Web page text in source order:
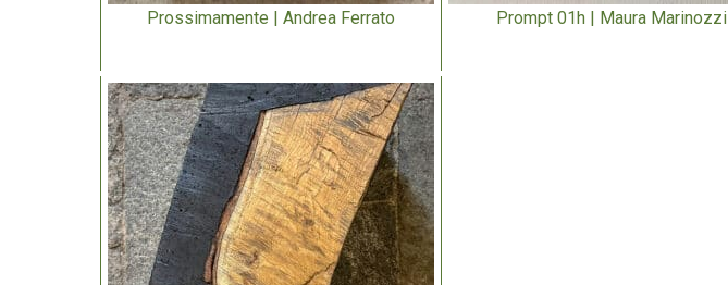
Prossimamente | Andrea Ferrato Prompt 01h | Maura Marinozzi